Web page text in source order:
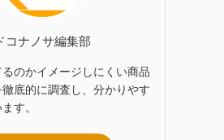
コナノサ編集部
のかイメージしにくい商品
底的に調査し、分かりやす
す。